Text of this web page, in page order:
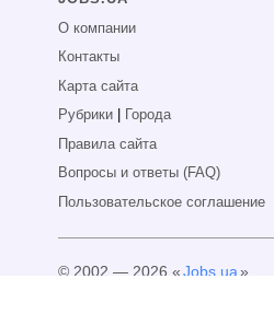
О компании
Контакты
Карта сайта
Рубрики
Города
Правила сайта
Вопросы и ответы (FAQ)
Пользовательское соглашение
© 2002 — 2026 «Jobs.ua»